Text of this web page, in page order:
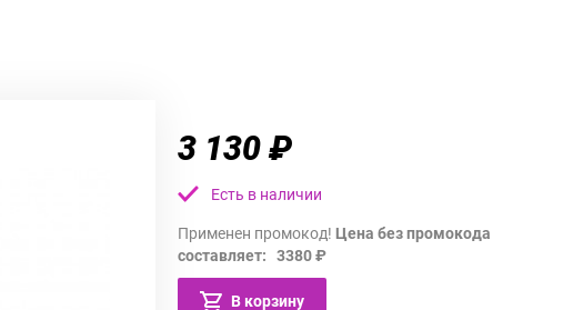
3 130 ₽
Есть в наличии
Применен промокод! Цена без промокода
составляет: 3380 ₽
В корзину